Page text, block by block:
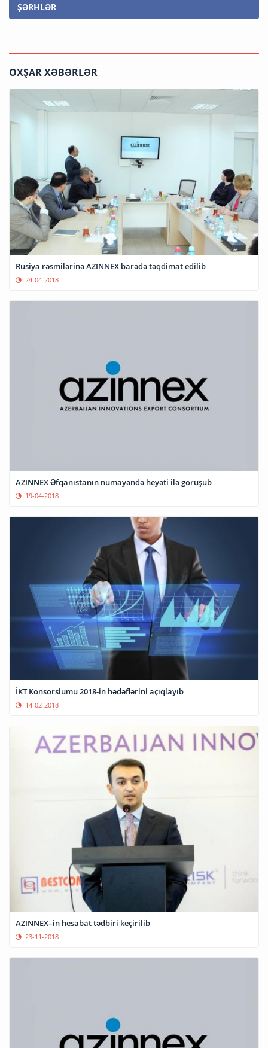
ŞƏRHLƏR
OXŞAR XƏBƏRLƏR
Rusiya rəsmilərinə AZINNEX barədə təqdimat edilib
24-04-2018
AZINNEX Əfqanıstanın nümayəndə heyəti ilə görüşüb
19-04-2018
İKT Konsorsiumu 2018-in hədəflərini açıqlayıb
14-02-2018
AZINNEX–in hesabat tədbiri keçirilib
23-11-2018